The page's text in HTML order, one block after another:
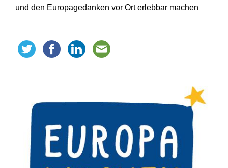
und den Europagedanken vor Ort erlebbar machen